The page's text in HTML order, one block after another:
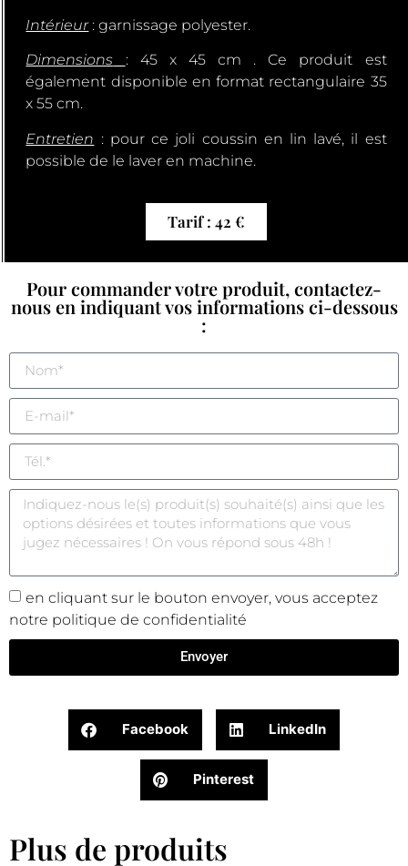
Intérieur: garnissage polyester.
Dimensions
: 45 x 45 cm . Ce produit est
également disponible en format rectangulaire 35
x 55 cm.
Entretien : pour ce joli coussin en lin lavé, il est
possible de le laver en machine.
Tarif : 42 €
Pour commander votre produit, contactez-
nous en indiquant vos informations ci-dessous
:
en cliquant sur le bouton envoyer, vous acceptez
notre politique de confidentialité
Envoyer
Facebook LinkedIn
Pinterest
Plus de produits